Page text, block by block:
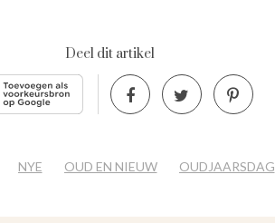
Deel dit artikel
NYE OUD EN NIEUW OUDJAARSDAG